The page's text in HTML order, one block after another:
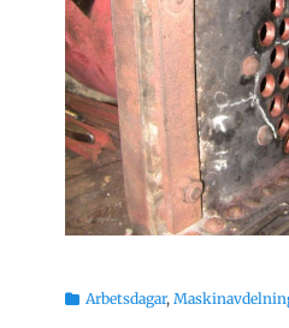
Kategorier
Arbetsdagar,